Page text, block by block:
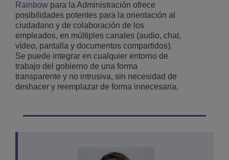
Rainbow para la Administración ofrece
posibilidades potentes para la orientación al
ciudadano y de colaboración de los
empleados, en múltiples canales (audio, chat,
vídeo, pantalla y documentos compartidos).
Se puede integrar en cualquier entorno de
trabajo del gobierno de una forma
transparente y no intrusiva, sin necesidad de
deshacer y reemplazar de forma innecesaria.